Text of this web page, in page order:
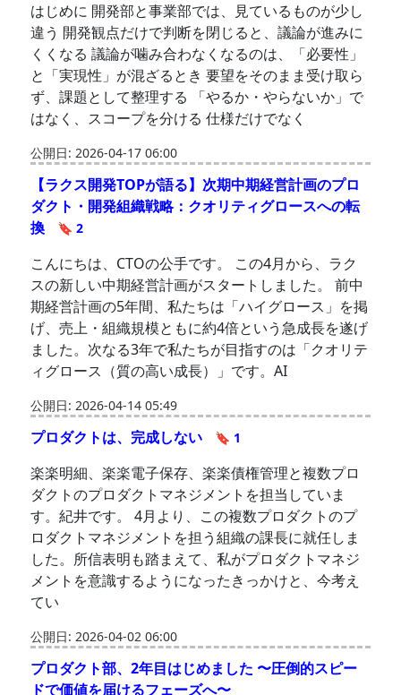
はじめに 開発部と事業部では、見ているものが少し
違う 開発観点だけで判断を閉じると、議論が進みに
くくなる 議論が噛み合わなくなるのは、「必要性」
と「実現性」が混ざるとき 要望をそのまま受け取ら
ず、課題として整理する 「やるか・やらないか」で
はなく、スコープを分ける 仕様だけでなく
公開日: 2026-04-17 06:00
【ラクス開発TOPが語る】次期中期経営計画のプロ
ダクト・開発組織戦略：クオリティグロースへの転
換
🔖 2
こんにちは、CTOの公手です。 この4月から、ラク
スの新しい中期経営計画がスタートしました。 前中
期経営計画の5年間、私たちは「ハイグロース」を掲
げ、売上・組織規模ともに約4倍という急成長を遂げ
ました。次なる3年で私たちが目指すのは「クオリテ
ィグロース（質の高い成長）」です。AI
公開日: 2026-04-14 05:49
プロダクトは、完成しない 🔖 1
楽楽明細、楽楽電子保存、楽楽債権管理と複数プロ
ダクトのプロダクトマネジメントを担当していま
す。紀井です。 4月より、この複数プロダクトのプ
ロダクトマネジメントを担う組織の課長に就任しま
した。所信表明も踏まえて、私がプロダクトマネジ
メントを意識するようになったきっかけと、今考え
てい
公開日: 2026-04-02 06:00
プロダクト部、2年目はじめました 〜圧倒的スピー
ドで価値を届けるフェーズへ〜